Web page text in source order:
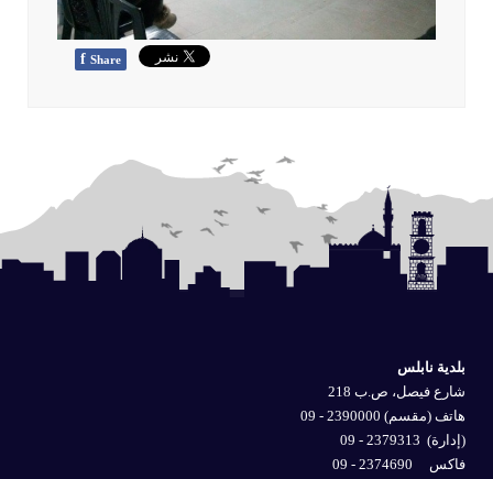
f Share
بلدية نابلس
شارع فيصل، ص.ب 218
هاتف (مقسم) 2390000 - 09
(إدارة)
فاكس 2374690 - 09